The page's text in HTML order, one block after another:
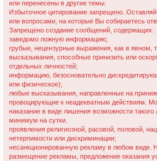
или перенесены в другие темы.
Избыточное цитирование запрещено.
или вопросами, на которые Вы собираетесь
Запрещено создание сообщений, содержащих:
заведомо ложнyю инфоpмацию;
гpубые, нецензурные выражения, как в явном,
высказывания, способные принизить или
отдельных личностей;
информацию, безосновательно
или физическое);
любые высказывания, направленные на
провоцирующие к неадекватным действиям.
наказание в виде лишения возможности
минимум на сутки.
проявления религиозной, расовой, половой,
нетерпимости или дискриминации;
несанкционированную рекламу в любом виде.
размещение рекламы, предложение оказания